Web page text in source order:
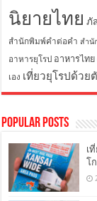
นิยายไทย ภั
สำนักพิมพ์คำต่อคำ สำนั
อาหารยุโรป อาหารไทย
เอง เที่ยวยุโรปด้วย
Popular Posts
เ
โ